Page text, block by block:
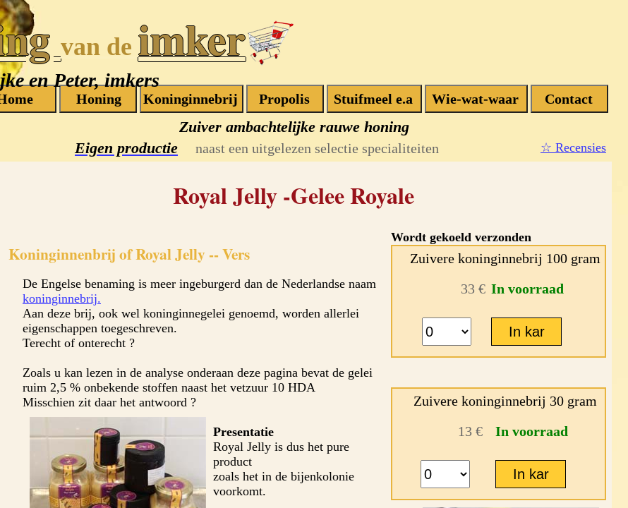
van de imker
en Peter, imkers
Zuiver ambachtelijke rauwe honing
Eigen productie
naast een uitgelezen selectie specialiteiten ☆ Recensies
Royal Jelly -Gelee Royale
Koninginnenbrij of Royal Jelly -- Vers
De Engelse benaming is meer ingeburgerd dan de Nederlandse naam
koninginnebrij.
Aan deze brij, ook wel koninginnegelei genoemd, worden allerlei
eigenschappen toegeschreven.
Terecht of onterecht ?
Zoals u kan lezen in de analyse onderaan deze pagina bevat de gelei
ruim 2,5 % onbekende stoffen naast het vetzuur 10 HDA
Misschien zit daar het antwoord ?
Presentatie
Royal Jelly is dus het pure
product
zoals het in de bijenkolonie
voorkomt.
Wordt gekoeld verzonden
Zuivere koninginnebrij 100 gram
33 € In voorraad
Zuivere koninginnebrij 30 gram
13 €
In voorraad